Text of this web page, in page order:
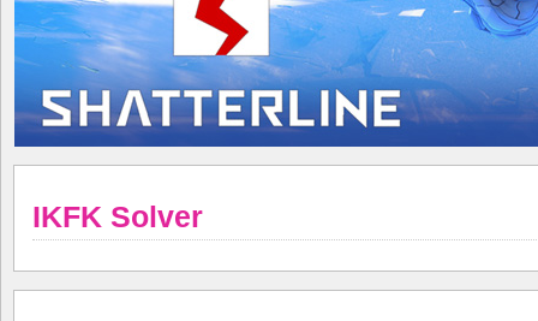
IKFK Solver